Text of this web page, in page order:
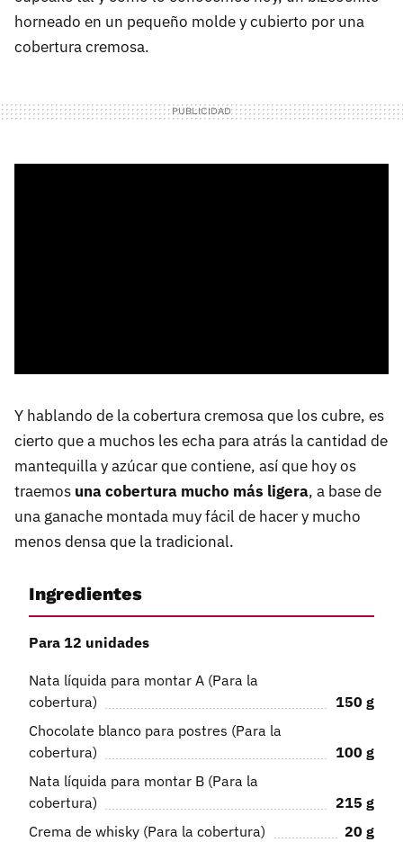
horneado en un pequeño molde y cubierto por una
cobertura cremosa.
Y hablando de la cobertura cremosa que los cubre, es
cierto que a muchos les echa para atrás la cantidad de
mantequilla y azúcar que contiene, así que hoy os
traemos una cobertura mucho más ligera, a base de
una ganache montada muy fácil de hacer y mucho
menos densa que la tradicional.
Ingredientes
Para 12 unidades
Nata líquida para montar A (Para la
cobertura)
150 g
Chocolate blanco para postres (Para la
cobertura)
100 g
Nata líquida para montar B (Para la
cobertura)
215 g
Crema de whisky (Para la cobertura)
20 g